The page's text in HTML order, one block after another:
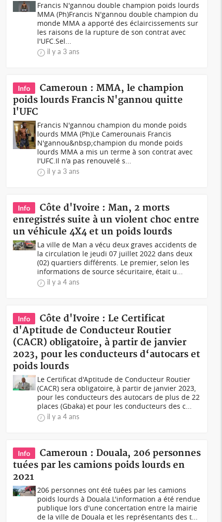
Francis N'gannou double champion poids lourds
MMA (Ph)Francis N'gannou double champion du
monde MMA a apporté des éclaircissements sur
les raisons de la rupture de son contrat avec
l'UFC.Sel...
il y a 3 ans
Info
Cameroun : MMA, le champion
poids lourds Francis N'gannou quitte
l'UFC
Francis N'gannou champion du monde poids
lourds MMA (Ph)Le Camerounais Francis
N'gannou&nbsp;champion du monde poids
lourds MMA a mis un terme à son contrat avec
l'UFC.Il n'a pas renouvelé s...
il y a 3 ans
Info
Côte d'Ivoire : Man, 2 morts
enregistrés suite à un violent choc entre
un véhicule 4X4 et un poids lourds
La ville de Man a vécu deux graves accidents de
la circulation le jeudi 07 juillet 2022 dans deux
(02) quartiers différents. Le premier, selon les
informations de source sécuritaire, était u...
il y a 4 ans
Info
Côte d'Ivoire : Le Certificat
d'Aptitude de Conducteur Routier
(CACR) obligatoire, à partir de janvier
2023, pour les conducteurs d‘autocars et
poids lourds
Le Certificat d'Aptitude de Conducteur Routier
(CACR) sera obligatoire, à partir de janvier 2023,
pour les conducteurs des autocars de plus de 22
places (Gbaka) et pour les conducteurs des c...
il y a 4 ans
Info
Cameroun : Douala, 206 personnes
tuées par les camions poids lourds en
2021
206 personnes ont été tuées par les camions
poids lourds à Douala.L'information a été rendue
publique lors d'une concertation entre la mairie
de la ville de Douala et les représentants des t...